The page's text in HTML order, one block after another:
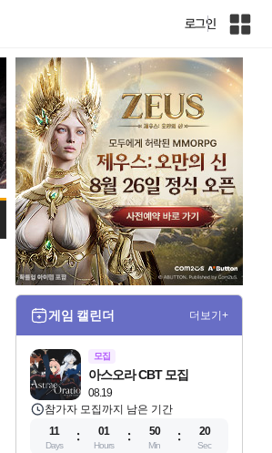
로그인
인
체
사
게임 캘린더 더보기+
모집
08.19
아스오라 CBT 모집
참가자 모집까지 남은 기간
11
Days
01
Hours
50
Min
19
Sec